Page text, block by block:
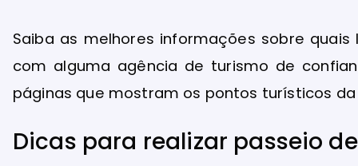
Saiba as melhores informações sobre
com alguma agência de turismo de
páginas que mostram os pontos turísticos
Dicas para realizar passeio